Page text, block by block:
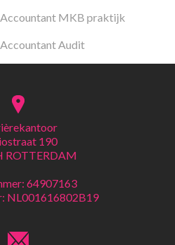
MKB praktijk
Audit
190
ROTTERDAM
64907163
NL001616802B19